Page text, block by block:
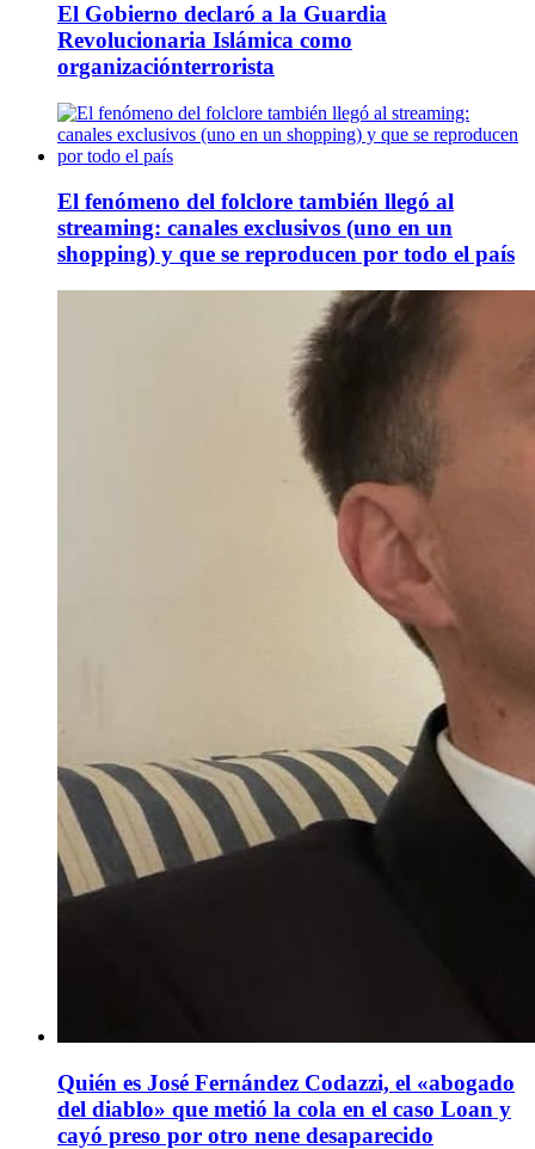
El Gobierno declaró a la Guardia
Revolucionaria Islámica como
organizaciónterrorista
El fenómeno del folclore también llegó al
streaming: canales exclusivos (uno en un
shopping) y que se reproducen por todo el país
Quién es José Fernández Codazzi, el «abogado
del diablo» que metió la cola en el caso Loan y
cayó preso por otro nene desaparecido